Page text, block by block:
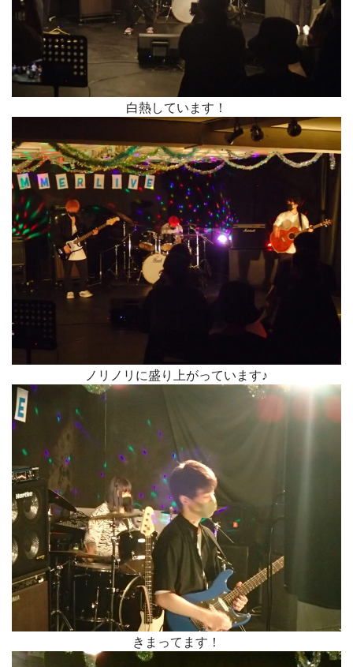
白熱しています！
ノリノリに盛り上がっています♪
きまってます！